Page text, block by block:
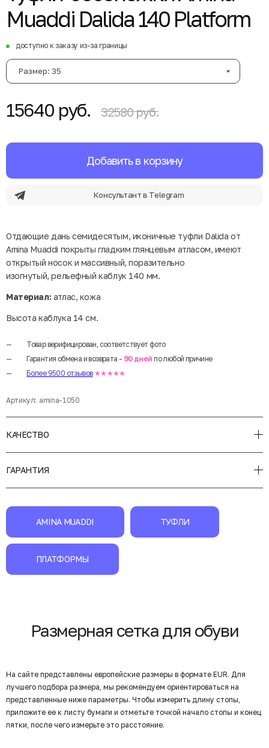
Muaddi Dalida 140 Platform
доступно к заказу из-за границы
Размер: 35
15640 руб. 32580 руб.
Добавить в корзину
Консультант в Telegram
Отдающие дань семидесятым, иконичные туфли Dalida от
Amina Muaddi покрыты гладким глянцевым атласом, имеют
открытый носок и массивный, поразительно
изогнутый, рельефный каблук 140 мм.
Материал:атлас, кожа
Высота каблука 14 см.
Товар верифицирован, соответствует фото
Гарантия обмена и возврата - 90 дней по любой причине
Более 9500 отзывов ★★★★★
Артикул: amina-1050
КАЧЕСТВО
ГАРАНТИЯ
AMINA MUADDI ТУФЛИ
ПЛАТФОРМЫ
Размерная сетка для обуви
На сайте представлены европейские размеры в формате EUR. Для
лучшего подбора размера, мы рекомендуем ориентироваться на
представленные ниже параметры. Чтобы измерить длину стопы,
приложите ее к листу бумаги и отметьте точкой начало стопы и конец
пятки, после чего измерьте это расстояние.